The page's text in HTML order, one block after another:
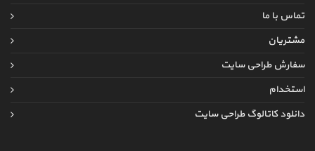
تماس با ما
مشتریان
سفارش طراحی سایت
استخدام
دانلود کاتالوگ طراحی سایت